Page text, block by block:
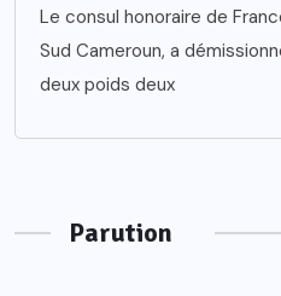
Le consul honoraire de
Sud Cameroun, a
deux poids deux
Parution